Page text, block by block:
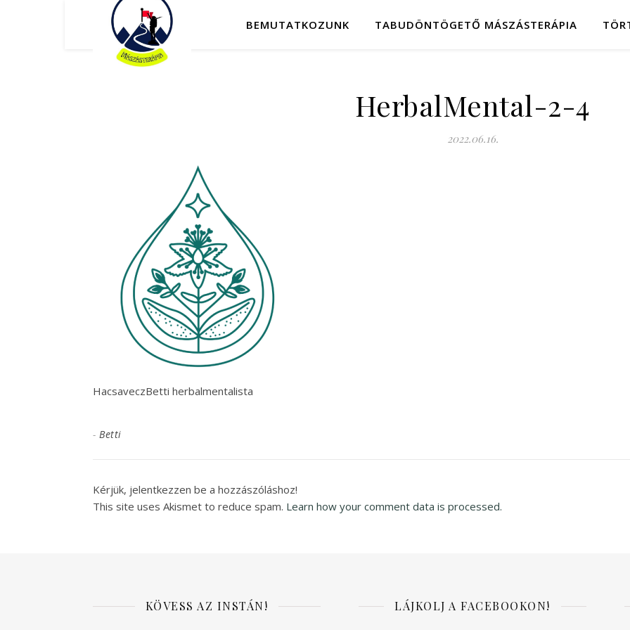
BEMUTATKOZUNK TABUDÖNTÖGETŐ MÁSZÁSTERÁPIA
HerbalMental-2-4
2022.06.16.
HacsaveczBetti herbalmentalista
- Betti
Kérjük, jelentkezzen be a hozzászóláshoz!
This site uses Akismet to reduce spam. Learn how your comment data is processed.
KÖVESS AZ INSTÁN! LÁJKOLJ A FACEBOOKON!